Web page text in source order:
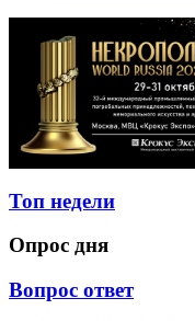
Топ недели
Опрос дня
Вопрос ответ